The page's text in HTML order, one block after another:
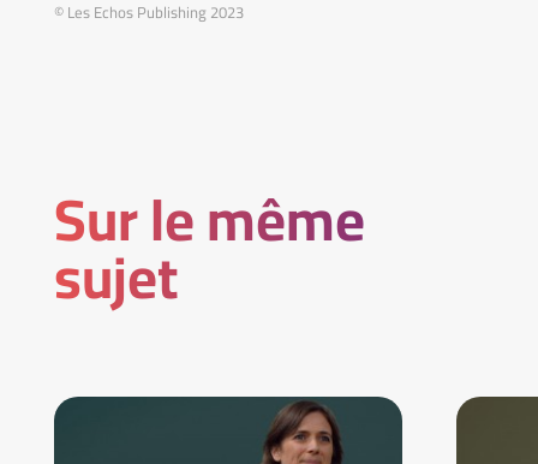
© Les Echos Publishing 2023
Sur le même
sujet